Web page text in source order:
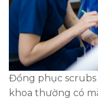
Đồng phục scrubs
khoa thường có